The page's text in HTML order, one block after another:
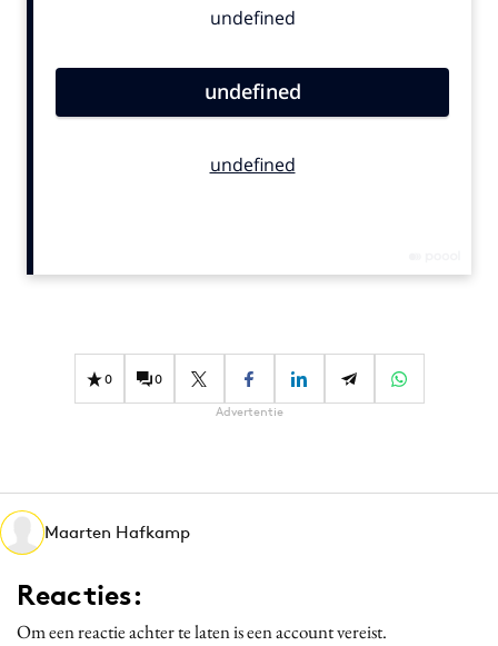
Contentmarketing
Effectiviteit
Gedragsverandering
Martech
Media
Merkstrategie
PR
Programmatic
0 0
Advertentie
Maarten Hafkamp
Reacties:
Om een reactie achter te laten is een account vereist.